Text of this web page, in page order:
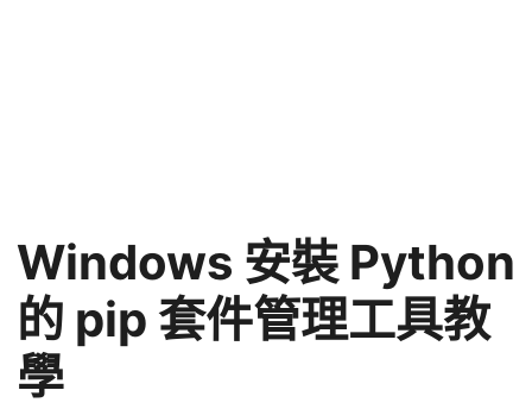
Windows 安裝 Python
的 pip 套件管理工具教
學